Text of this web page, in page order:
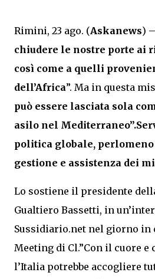
Rimini, 23 ago. (Askanews) –
chiudere le nostre porte ai
così come a quelli
dell’Africa”. Ma in questa
può essere lasciata sola
asilo nel
politica globale, perlomeno
gestione e assistenza dei
Lo sostiene il presidente
Gualtiero Bassetti, in
Sussidiario.net nel giorno in
Meeting di Cl.”Con il cuore e
l’Italia potrebbe accogliere